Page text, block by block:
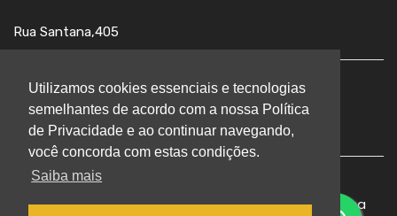
Utilizamos cookies essenciais e tecnologias
semelhantes de acordo com a nossa Política
de Privacidade e ao continuar navegando,
você concorda com estas condições.
Saiba mais
Rua Santana,405
UNIDADE 3 - (15) 3211-3131
Avenida Pereira da Silva,1.555
© 2026 COC.Todos os direitos reservados| Política